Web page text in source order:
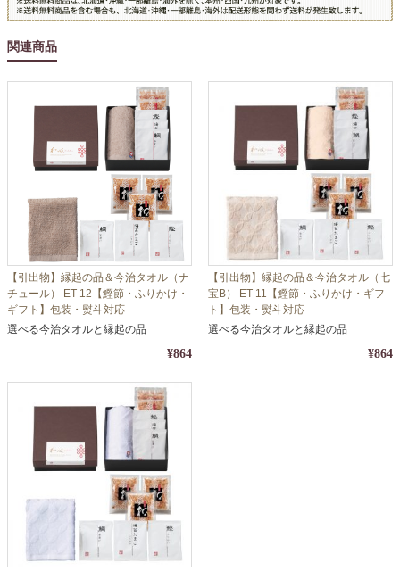
関連商品
【引出物】縁起の品＆今治タオル（ナ
チュール） ET-12【鰹節・ふりかけ・
ギフト】包装・熨斗対応
選べる今治タオルと縁起の品
¥864
【引出物】縁起の品＆今治タオル（七
宝B） ET-11【鰹節・ふりかけ・ギフ
ト】包装・熨斗対応
選べる今治タオルと縁起の品
¥864